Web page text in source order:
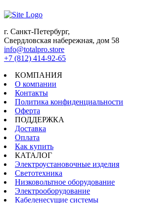
г. Санкт-Петербург,
Свердловская набережная, дом 58
info@totalpro.store
+7 (812) 414-92-65
КОМПАНИЯ
О компании
Контакты
Политика конфиденциальности
Оферта
ПОДДЕРЖКА
Доставка
Оплата
Как купить
КАТАЛОГ
Электроустановочные изделия
Светотехника
Низковольтное оборудование
Электрооборудование
Кабеленесущие системы